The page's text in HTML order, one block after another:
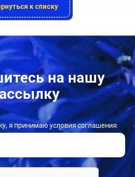
к списку
на нашу
я принимаю условия соглашения.